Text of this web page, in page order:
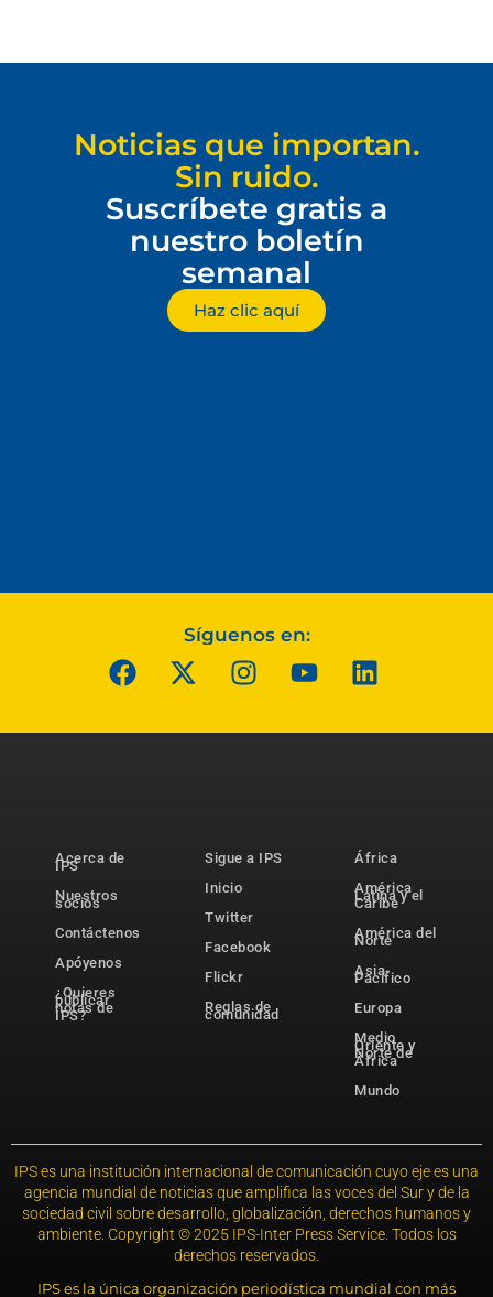
Noticias que importan.
Sin ruido.
Suscríbete gratis a
nuestro boletín
semanal
Haz clic aquí
Síguenos en:
Acerca de
IPS
Nuestros
socios
Contáctenos
Apóyenos
¿Quieres
publicar
notas de
IPS?
Sigue a IPS
Inicio
Twitter
Facebook
Flickr
Reglas de
comunidad
África
América
Latina y el
Caribe
América del
Norte
Asia-
Pacífico
Europa
Medio
Oriente y
Norte de
África
Mundo
IPS es una institución internacional de comunicación cuyo eje es una
agencia mundial de noticias que amplifica las voces del Sur y de la
sociedad civil sobre desarrollo, globalización, derechos humanos y
ambiente. Copyright © 2025 IPS-Inter Press Service. Todos los
derechos reservados.
IPS es la única organización periodística mundial con más